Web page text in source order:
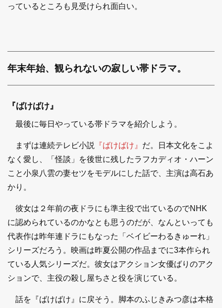
っているところも見受けられ面白い。
年末年始、観られないの寂しい帯ドラマ。
『ばけばけ』
最後に毎日やっている帯ドラマを紹介しよう。
まずは連続テレビ小説 『ばけばけ』 だ。日本文化をこよ
なく愛し、「怪談」を後世に残したラフカディオ・ハーン
こと小泉八雲の妻セツをモデルにした話で、主演は高石あ
かり。
彼女は２年前の夜ドラにも準主役で出ているのでNHK
に認められているのかなとも思うのだが、なんといっても
代表作は昨年連ドラにもなった「ベイビーわるきゅーれ」
シリーズだろう。映画は昨夏公開の作品までに3本作られ
ている人気シリーズだ。彼女はアクション女優ばりのアク
ションで、主役の殺し屋ちさと役を演じている。
話を『ばけばけ』に戻そう。脚本のふじきみつ彦は本格